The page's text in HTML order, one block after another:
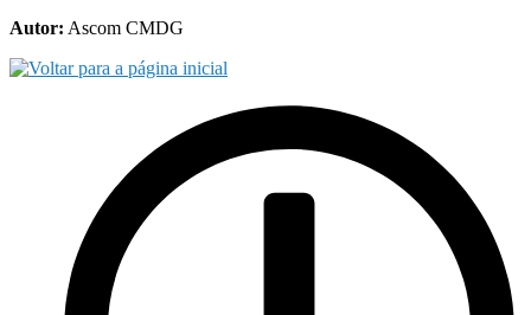
Autor: Ascom CMDG